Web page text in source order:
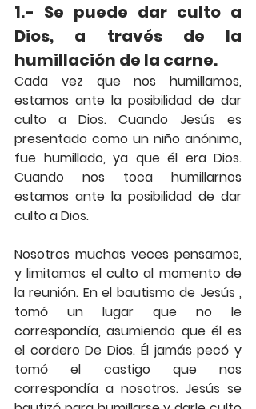
1.- Se puede dar culto a
Dios, a través de la
humillación de la carne.
Cada vez que nos humillamos,
estamos ante la posibilidad de dar
culto a Dios. Cuando Jesús es
presentado como un niño anónimo,
fue humillado, ya que él era Dios.
Cuando nos toca humillarnos
estamos ante la posibilidad de dar
culto a Dios.
Nosotros muchas veces pensamos,
y limitamos el culto al momento de
la reunión. En el bautismo de Jesús ,
tomó un lugar que no le
correspondía, asumiendo que él es
el cordero De Dios. Él jamás pecó y
tomó el castigo que nos
correspondía a nosotros. Jesús se